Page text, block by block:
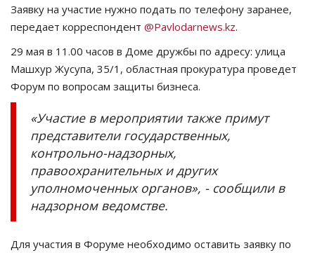
МИР
СПЕЦПРОЕКТЫ
СПОРТ
Чек-лист
РАЗВЛЕЧЕНИЯ
OFFICIAL
Заявку на участие нужно подать по телефону заранее,
передает корреспондент @Pavlodarnews.kz.
29 мая в 11.00 часов в Доме дружбы по адресу: улица
Машхур Жусупа, 35/1, областная прокуратура проведет
Форум по вопросам защиты бизнеса.
«Участие в мероприятии также примут
представители государственных,
контрольно-надзорных,
правоохранительных и других
уполномоченных органов», - сообщили в
надзорном ведомстве.
Для участия в Форуме необходимо оставить заявку по